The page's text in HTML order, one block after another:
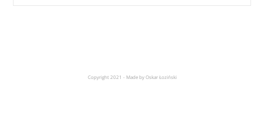
Copyright 2021 - Made by Oskar Łoziński